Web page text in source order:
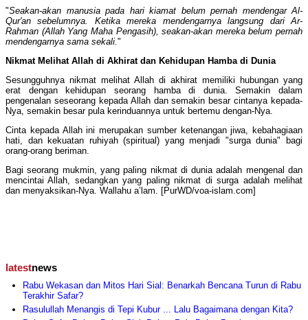
"Seakan-akan manusia pada hari kiamat belum pernah mendengar Al-
Qur'an sebelumnya. Ketika mereka mendengarnya langsung dari Ar-
Rahman (Allah Yang Maha Pengasih), seakan-akan mereka belum pernah
mendengarnya sama sekali."
Nikmat Melihat Allah di Akhirat dan Kehidupan Hamba di Dunia
Sesungguhnya nikmat melihat Allah di akhirat memiliki hubungan yang
erat dengan kehidupan seorang hamba di dunia. Semakin dalam
pengenalan seseorang kepada Allah dan semakin besar cintanya kepada-
Nya, semakin besar pula kerinduannya untuk bertemu dengan-Nya.
Cinta kepada Allah ini merupakan sumber ketenangan jiwa, kebahagiaan
hati, dan kekuatan ruhiyah (spiritual) yang menjadi "surga dunia" bagi
orang-orang beriman.
Bagi seorang mukmin, yang paling nikmat di dunia adalah mengenal dan
mencintai Allah, sedangkan yang paling nikmat di surga adalah melihat
dan menyaksikan-Nya. Wallahu a’lam. [PurWD/voa-islam.com]
latestnews
Rabu Wekasan dan Mitos Hari Sial: Benarkah Bencana Turun di Rabu
Terakhir Safar?
Rasulullah Menangis di Tepi Kubur ... Lalu Bagaimana dengan Kita?